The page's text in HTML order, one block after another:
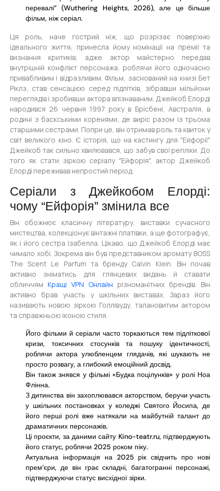
перевалі” (Wuthering Heights, 2026), але це більше
фільм, ніж серіал.
Ця роль, наче гострий ніж, що розрізає поверхню
ідеального життя, принесла йому номінації на премії та
визнання критиків, адже актор майстерно передав
внутрішній конфлікт персонажа, роблячи його одночасно
привабливим і відразливим. Фільм, заснований на книзі Бет
Ріклз, став сенсацією серед підлітків, зібравши мільйони
переглядів і зробивши актора впізнаваним. Джейкоб Елорді
народився 26 червня 1997 року в Брісбені, Австралія, в
родині з баскськими коренями, де виріс разом із трьома
старшими сестрами. Попри це, він отримав роль та квиток у
світ великого кіно. Є історія, що на кастингу для "Ейфорії"
Джейкоб так сильно хвилювався, що забув свої репліки. До
того як стати зіркою серіалу "Ейфорія", актор Джейкоб
Елорді переживав непростий період.
Серіали з Джейкобом Елорді:
чому “Ейфорія” змінила все
Він обожнює класичну літературу, виставки сучасного
мистецтва, колекціонує вінтажні платівки, а ще фотографує,
як і його сестра Ізабелла. Цікаво, що Джейкоб Елорді має
чимало хобі. Зокрема він був представником аромату BOSS
The Scent Le Parfum та бренду Calvin Klein. Він почав
активно зніматись для глянцевих видань й ставати
обличчям Кращі VPN Онлайн різноманітних брендів. Він
активно брав участь у шкільних виставах. Зараз його
називають новою зіркою Голлівуду, талановитим актором
та справжньою іконою стиля.
Його фільми й серіали часто торкаються тем підліткової
кризи, токсичних стосунків та пошуку ідентичності,
роблячи актора улюбленцем глядачів, які шукають не
просто розвагу, а глибокий емоційний досвід.
Він також знявся у фільмі «Будка поцілунків» у ролі Ноа
Флінна.
З дитинства він захоплювався акторством, беручи участь
у шкільних постановках у коледжі Святого Йосипа, де
його перші ролі вже натякали на майбутній талант до
драматичних персонажів.
Ці проєкти, за даними сайту Kino-teatr.ru, підтверджують
його статус, роблячи 2025 роком піку.
Актуальна інформація на 2025 рік свідчить про нові
прем’єри, де він грає складні, багатогранні персонажі,
підтверджуючи статус висхідної зірки.